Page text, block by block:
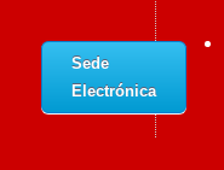
Sede
Electrónica